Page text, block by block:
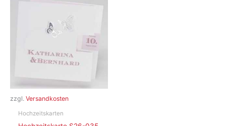
zzgl. Versandkosten
Hochzeitskarten